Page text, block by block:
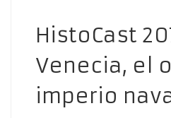
HistoCast
Venecia, el
imperio